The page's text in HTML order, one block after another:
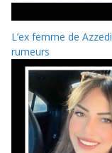
L’ex femme de
rumeurs